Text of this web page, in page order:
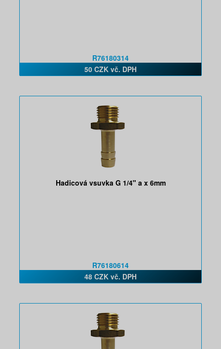
R76180314
50 CZK vč. DPH
Hadicová vsuvka G 1/4" a x 6mm
R76180614
48 CZK vč. DPH